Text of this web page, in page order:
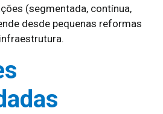
(segmentada, contínua,
desde pequenas reformas